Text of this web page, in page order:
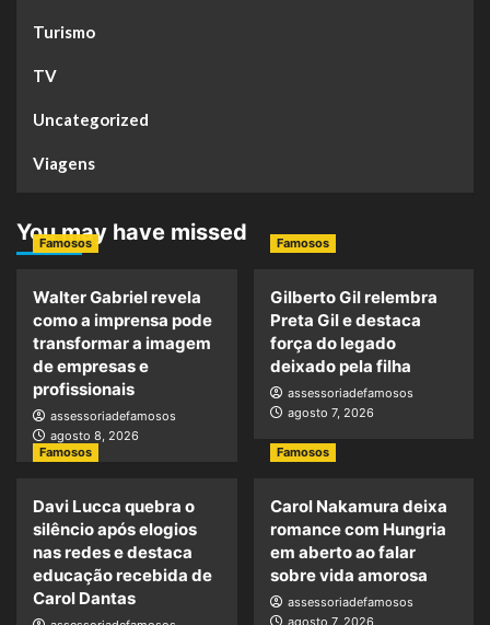
Turismo
TV
Uncategorized
Viagens
You may have missed
Famosos
Walter Gabriel revela
como a imprensa pode
transformar a imagem
de empresas e
profissionais
assessoriadefamosos
agosto 8, 2026
Famosos
Gilberto Gil relembra
Preta Gil e destaca
força do legado
deixado pela filha
assessoriadefamosos
agosto 7, 2026
Famosos
Davi Lucca quebra o
silêncio após elogios
nas redes e destaca
educação recebida de
Carol Dantas
Famosos
Carol Nakamura deixa
romance com Hungria
em aberto ao falar
sobre vida amorosa
assessoriadefamosos
agosto 7, 2026